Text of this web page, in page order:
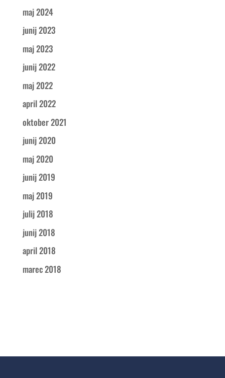
maj 2024
junij 2023
maj 2023
junij 2022
maj 2022
april 2022
oktober 2021
junij 2020
maj 2020
junij 2019
maj 2019
julij 2018
junij 2018
april 2018
marec 2018